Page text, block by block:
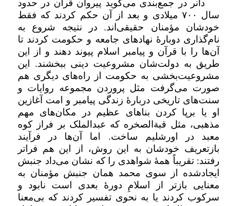
دانر در جمع‌بندی می‌گوید پیروان قرآن در حدود
سال ۷۰۰ میلادی و بعد از آن حکم کردند که فقط
خودشان مؤمنان حقیقی‌اند. در نتیجه شروع به
نام‌گذاری دوبارهٔ نهادهای جامعه و حکومت کردند تا
آن‌ها را با قرآن و پیامبر اسلام پیوند دهند و از این
طریق به دولت‌شان مشروعیت دینی ببخشند. این
مشروعیت‌بخشی به حکومت از راه‌های دیگری هم
صورت می‌گرفت مثل پروردن مجموعه روایات و
سنت‌های تاریخی دربارۀ زندگی پیامبر و امت آغازین
او یا برپا کردن بناهای عظیم در مکان‌های مهم
مذهبی، مثل قبة‌الصخره که عبدالملک بر فراز کوه
معبد در اورشلیم ساخت. اما آن‌ها در فرآیند
بازتعریف خودشان به این روش، از این هم فراتر
رفتند: تقریباً همهٔ شواهدی را که نشان می‌داد جنبش
ایجادشده از سوی محمد همان جنبش مؤمنان به
معنایی بازتر از اسلامِ دورۀ بعدی است نابود و
سرکوب کردند یا به نحوی تفسیر کردند که بی‌معنا